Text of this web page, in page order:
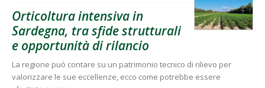
Orticoltura intensiva in
Sardegna, tra sfide strutturali
e opportunità di rilancio
La regione può contare su un patrimonio tecnico di rilievo per
valorizzare le sue eccellenze, ecco come potrebbe essere